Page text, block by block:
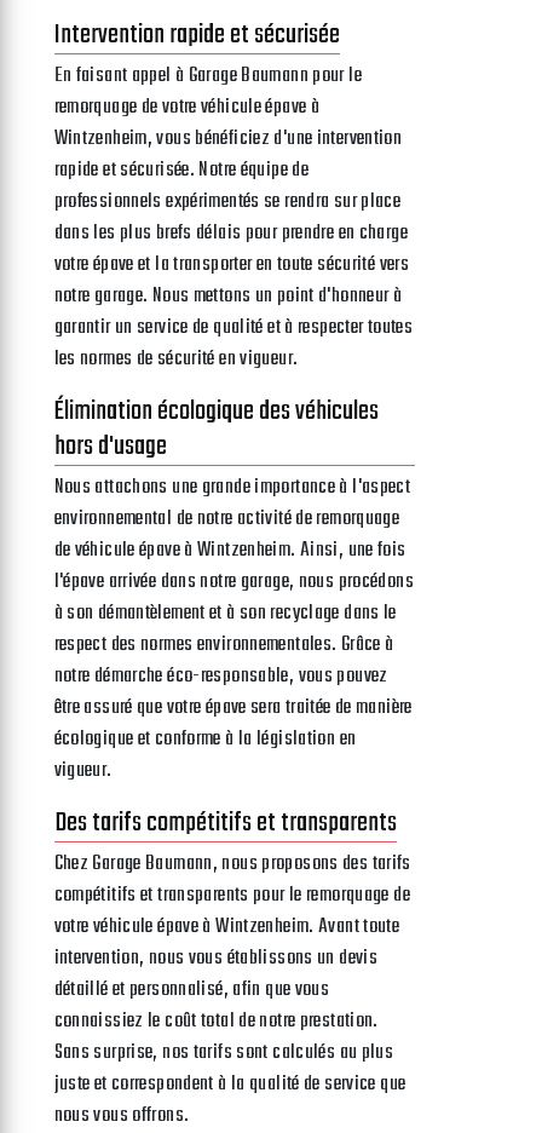
Intervention rapide et sécurisée
En faisant appel à Garage Baumann pour le
remorquage de votre véhicule épave à
Wintzenheim, vous bénéficiez d'une intervention
rapide et sécurisée. Notre équipe de
professionnels expérimentés se rendra sur place
dans les plus brefs délais pour prendre en charge
votre épave et la transporter en toute sécurité vers
notre garage. Nous mettons un point d'honneur à
garantir un service de qualité et à respecter toutes
les normes de sécurité en vigueur.
Élimination écologique des véhicules
hors d'usage
Nous attachons une grande importance à l'aspect
environnemental de notre activité de remorquage
de véhicule épave à Wintzenheim. Ainsi, une fois
l'épave arrivée dans notre garage, nous procédons
à son démantèlement et à son recyclage dans le
respect des normes environnementales. Grâce à
notre démarche éco-responsable, vous pouvez
être assuré que votre épave sera traitée de manière
écologique et conforme à la législation en
vigueur.
Des tarifs compétitifs et transparents
Chez Garage Baumann, nous proposons des tarifs
compétitifs et transparents pour le remorquage de
votre véhicule épave à Wintzenheim. Avant toute
intervention, nous vous établissons un devis
détaillé et personnalisé, afin que vous
connaissiez le coût total de notre prestation.
Sans surprise, nos tarifs sont calculés au plus
juste et correspondent à la qualité de service que
nous vous offrons.